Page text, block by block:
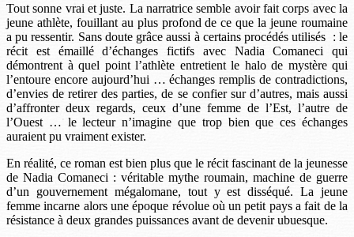
Tout sonne vrai et juste. La narratrice semble avoir fait corps avec la
jeune athlète, fouillant au plus profond de ce que la jeune roumaine
a pu ressentir. Sans doute grâce aussi à certains procédés utilisés : le
récit est émaillé d’échanges fictifs avec Nadia Comaneci qui
démontrent à quel point l’athlète entretient le halo de mystère qui
l’entoure encore aujourd’hui … échanges remplis de contradictions,
d’envies de retirer des parties, de se confier sur d’autres, mais aussi
d’affronter deux regards, ceux d’une femme de l’Est, l’autre de
l’Ouest … le lecteur n’imagine que trop bien que ces échanges
auraient pu vraiment exister.
En réalité, ce roman est bien plus que le récit fascinant de la jeunesse
de Nadia Comaneci : véritable mythe roumain, machine de guerre
d’un gouvernement mégalomane, tout y est disséqué. La jeune
femme incarne alors une époque révolue où un petit pays a fait de la
résistance à deux grandes puissances avant de devenir ubuesque.